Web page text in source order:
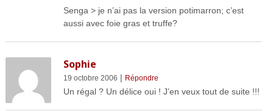
Senga > je n’ai pas la version potimarron; c’est
aussi avec foie gras et truffe?
Sophie
19 octobre 2006 | Répondre
Un régal ? Un délice oui ! J’en veux tout de suite !!!